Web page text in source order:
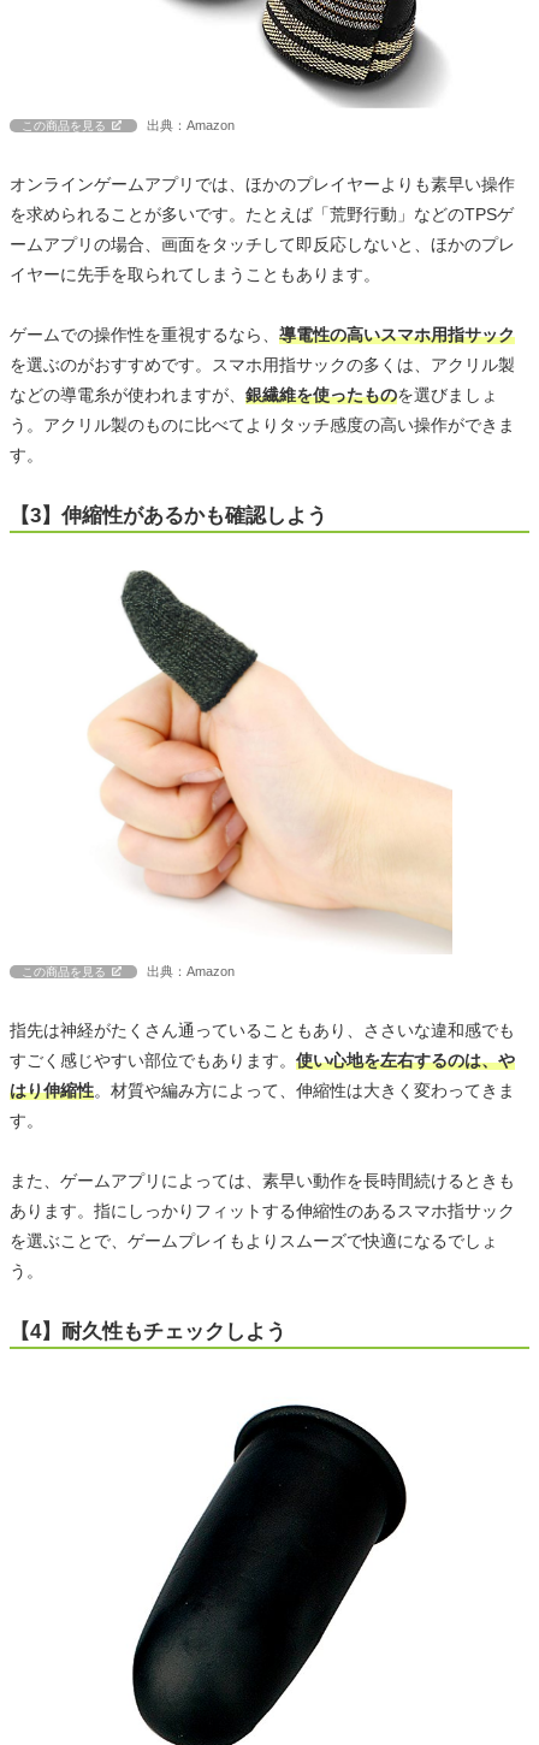
この商品を見る 出典：Amazon
オンラインゲームアプリでは、ほかのプレイヤーよりも素早い操作
を求められることが多いです。たとえば「荒野行動」などのTPSゲ
ームアプリの場合、画面をタッチして即反応しないと、ほかのプレ
イヤーに先手を取られてしまうこともあります。
ゲームでの操作性を重視するなら、 導電性の高いスマホ用指サック
を選ぶのがおすすめです。スマホ用指サックの多くは、アクリル製
などの導電糸が使われますが、 銀繊維を使ったものを選びましょ
う。アクリル製のものに比べてよりタッチ感度の高い操作ができま
す。
【3】伸縮性があるかも確認しよう
この商品を見る 出典：Amazon
指先は神経がたくさん通っていることもあり、ささいな違和感でも
すごく感じやすい部位でもあります。 使い心地を左右するのは、や
はり伸縮性。材質や編み方によって、伸縮性は大きく変わってきま
す。
また、ゲームアプリによっては、素早い動作を長時間続けるときも
あります。指にしっかりフィットする伸縮性のあるスマホ指サック
を選ぶことで、ゲームプレイもよりスムーズで快適になるでしょ
う。
【4】耐久性もチェックしよう